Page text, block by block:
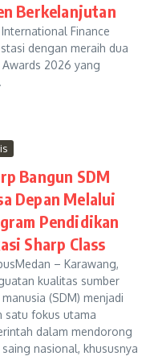
Berkelanjutan
Finance
dengan meraih dua
2026 yang
Bangun SDM
Depan Melalui
Pendidikan
Sharp Class
– Karawang,
kualitas sumber
(SDM) menjadi
satu fokus utama
dalam mendorong
saing nasional, khususnya